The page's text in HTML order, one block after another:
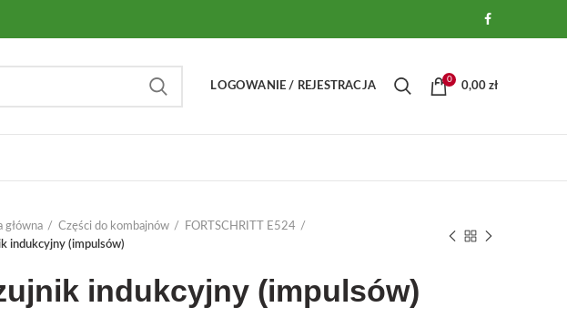
LOGOWANIE / REJESTRACJA
0
0,00 zł
główna Części do kombajnów
FORTSCHRITT E524
indukcyjny (impulsów)
indukcyjny (impulsów)